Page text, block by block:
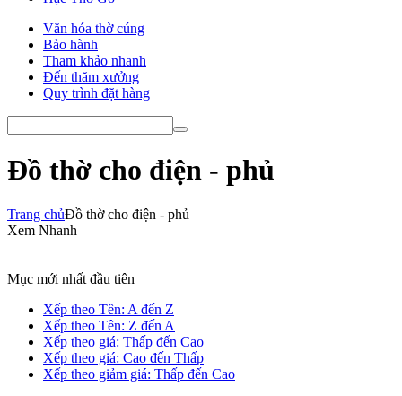
Văn hóa thờ cúng
Bảo hành
Tham khảo nhanh
Đến thăm xưởng
Quy trình đặt hàng
Đồ thờ cho điện - phủ
Trang chủĐồ thờ cho điện - phủ
Xem Nhanh
Mục mới nhất đầu tiên
Xếp theo Tên: A đến Z
Xếp theo Tên: Z đến A
Xếp theo giá: Thấp đến Cao
Xếp theo giá: Cao đến Thấp
Xếp theo giảm giá: Thấp đến Cao